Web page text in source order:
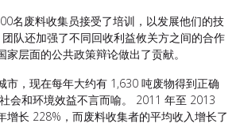
名废料收集员接受了培训，以发展他们的技
队还加强了不同回收利益攸关方之间的合作
层面的公共政策辩论做出了贡献。
市，现在每年大约有 1,630 吨废物得到正确
会和环境效益不言而喻。 2011 年至 2013
增长 228%，而废料收集者的平均收入增长了